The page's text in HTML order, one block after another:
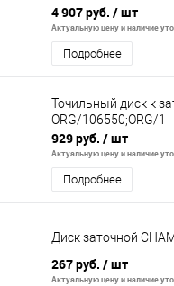
4 907 руб. / шт
Актуальную цену и наличие
Подробнее
Точильный диск к
ORG/106550;ORG/1
929 руб. / шт
Актуальную цену и наличие
Подробнее
Диск заточной
267 руб. / шт
Актуальную цену и наличие